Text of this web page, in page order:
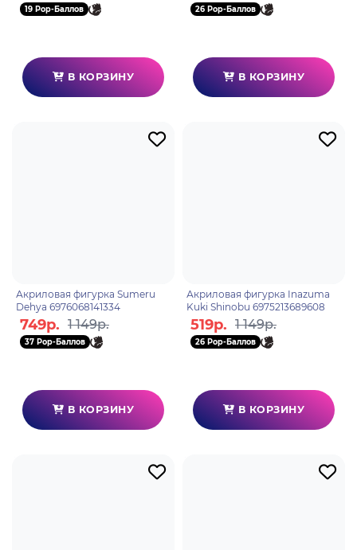
19 Pop-Баллов
В КОРЗИНУ
26 Pop-Баллов
В КОРЗИНУ
Акриловая фигурка Sumeru
Dehya 6976068141334
749р. 1 149р.
37 Pop-Баллов
В КОРЗИНУ
Акриловая фигурка Inazuma
Kuki Shinobu 6975213689608
519р. 1 149р.
26 Pop-Баллов
В КОРЗИНУ